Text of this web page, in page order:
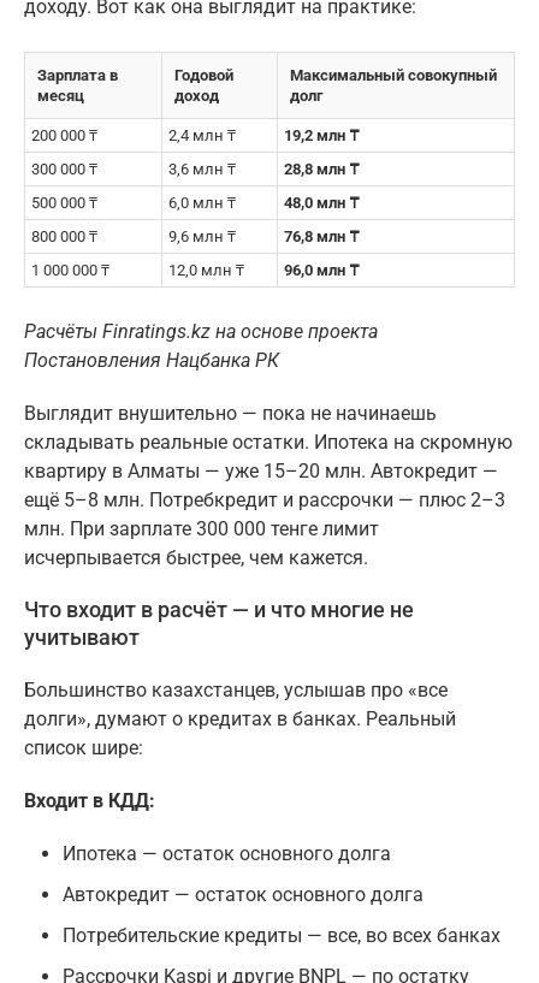
доходу. Вот как она выглядит на практике:
Зарплата в
месяц
Годовой
доход
Максимальный совокупный
долг
200 000 ₸ 2,4 млн ₸
19,2 млн ₸
300 000 ₸
3,6 млн ₸
28,8 млн ₸
500 000 ₸
6,0 млн ₸
48,0 млн ₸
800 000 ₸
9,6 млн ₸
76,8 млн ₸
1 000 000 ₸
12,0 млн ₸ 96,0 млн ₸
Расчёты Finratings.kz на основе проекта
Постановления Нацбанка РК
Выглядит внушительно — пока не начинаешь
складывать реальные остатки. Ипотека на скромную
квартиру в Алматы — уже 15–20 млн. Автокредит —
ещё 5–8 млн. Потребкредит и рассрочки — плюс 2–3
млн. При зарплате 300 000 тенге лимит
исчерпывается быстрее, чем кажется.
Что входит в расчёт — и что многие не
учитывают
Большинство казахстанцев, услышав про «все
долги», думают о кредитах в банках. Реальный
список шире:
Входит в КДД:
Ипотека — остаток основного долга
Автокредит — остаток основного долга
Потребительские кредиты — все, во всех банках
Рассрочки Kaspi и другие BNPL — по остатку